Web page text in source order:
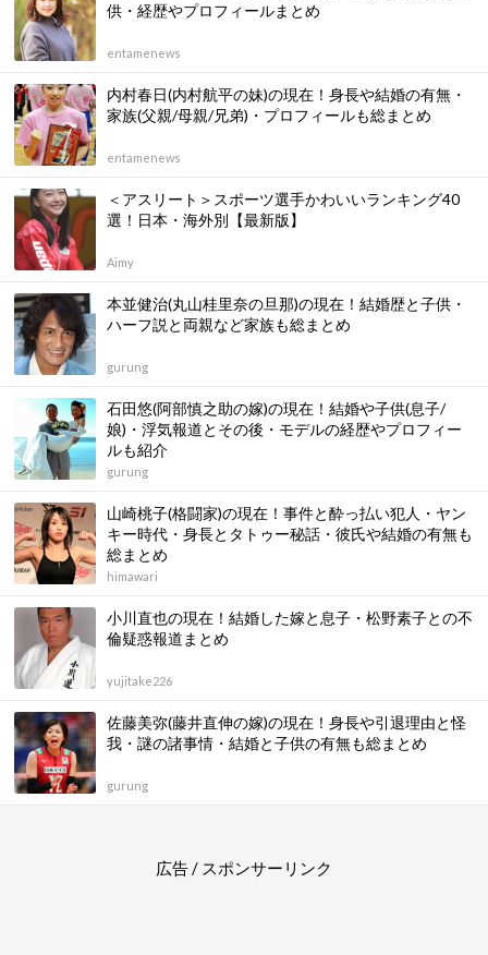
供・経歴やプロフィールまとめ
entamenews
内村春日(内村航平の妹)の現在！身長や結婚の有無・
家族(父親/母親/兄弟)・プロフィールも総まとめ
entamenews
＜アスリート＞スポーツ選手かわいいランキング40
選！日本・海外別【最新版】
Aimy
本並健治(丸山桂里奈の旦那)の現在！結婚歴と子供・
ハーフ説と両親など家族も総まとめ
gurung
石田悠(阿部慎之助の嫁)の現在！結婚や子供(息子/
娘)・浮気報道とその後・モデルの経歴やプロフィー
ルも紹介
gurung
山崎桃子(格闘家)の現在！事件と酔っ払い犯人・ヤン
キー時代・身長とタトゥー秘話・彼氏や結婚の有無も
総まとめ
himawari
小川直也の現在！結婚した嫁と息子・松野素子との不
倫疑惑報道まとめ
yujitake226
佐藤美弥(藤井直伸の嫁)の現在！身長や引退理由と怪
我・謎の諸事情・結婚と子供の有無も総まとめ
gurung
広告 / スポンサーリンク